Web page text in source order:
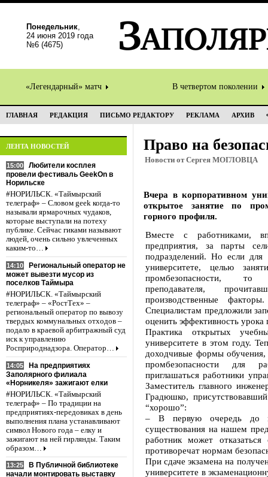
Понедельник,
24 июня 2019 года
№6 (4675)
«Легендарный» матч В четвертом поколении
ГЛАВНАЯ РЕДАКЦИЯ ПИСЬМО РЕДАКТОРУ РЕКЛАМА АРХИВ
ЛЕНТА НОВОСТЕЙ
15:00
Любители косплея
провели фестиваль GeekOn в
Норильске
#НОРИЛЬСК. «Таймырский
телеграф» – Словом geek когда-то
называли ярмарочных чудаков,
которые выступали на потеху
публике. Сейчас гиками называют
людей, очень сильно увлеченных
каким-то…
14:10
Региональный оператор не
может вывезти мусор из
поселков Таймыра
#НОРИЛЬСК. «Таймырский
телеграф» – «РостТех» –
региональный оператор по вывозу
твердых коммунальных отходов –
подало в краевой арбитражный суд
иск к управлению
Росприроднадзора. Оператор…
14:05
На предприятиях
Заполярного филиала
«Норникеля» зажигают елки
#НОРИЛЬСК. «Таймырский
телеграф» – По традиции на
предприятиях-передовиках в день
выполнения плана устанавливают
символ Нового года – елку и
зажигают на ней гирлянды. Таким
образом…
13:25
В Публичной библиотеке
начали монтировать выставку
Право на
Новости от Сергея МОГЛОВЦА
Вчера в корпоративном
открытое занятие по
горного профиля.
Вместе с работниками,
предприятия, за парты
подразделений. Но если
университете, целью
промбезопасности, то
преподавателя,
производственные
Специалистам предложили
оценить эффективность
Практика открытых
университете в этом году.
доходчивые формы
промбезопасности для
приглашаться работники
Заместитель главного
Градюшко,
“хорошо”:
– В первую очередь до
существования на нашем
работник может
противоречат нормам
При сдаче экзамена на
университете в